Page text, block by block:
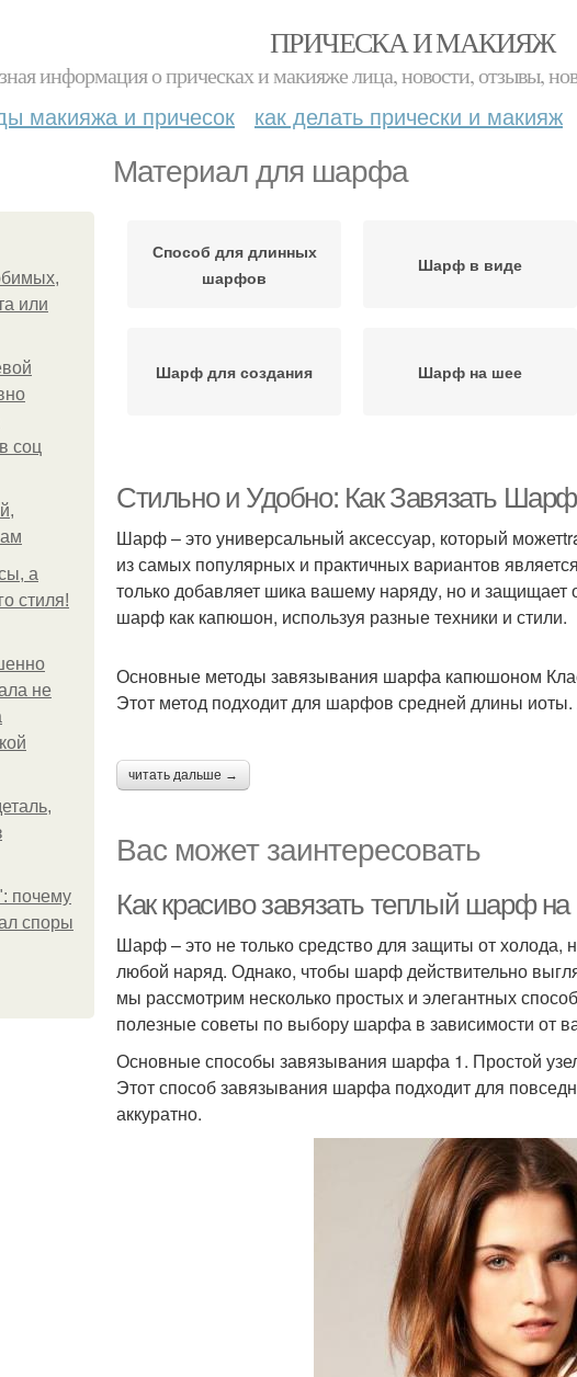
ПРИЧЕСКА И МАКИЯЖ
информация о прическах и макияже лица, новости, отзывы,
макияжа и причесок как делать прически и макияж
Материал для шарфа
или
соц
а
стиля!
не
почему
споры
Способ для длинных
шарфов
Шарф в виде
Шарф для создания Шарф на шее
Стильно и Удобно: Как Завязать
Шарф – это универсальный аксессуар, который
из самых популярных и практичных вариантов
только добавляет шика вашему наряду, но и защищает
шарф как капюшон, используя разные техники и стили.
Основные методы завязывания шарфа капюшоном
Этот метод подходит для шарфов средней длины
читать дальше →
Вас может заинтересовать
Как красиво завязать теплый шарф
Шарф – это не только средство для защиты от холода,
любой наряд. Однако, чтобы шарф действительно
мы рассмотрим несколько простых и элегантных
полезные советы по выбору шарфа в зависимости от
Основные способы завязывания шарфа 1. Простой
Этот способ завязывания шарфа подходит для
аккуратно.